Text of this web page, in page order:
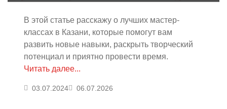
В этой статье расскажу о лучших мастер-
классах в Казани, которые помогут вам
развить новые навыки, раскрыть творческий
потенциал и приятно провести время.
Читать далее...
03.07.2024 06.07.2026